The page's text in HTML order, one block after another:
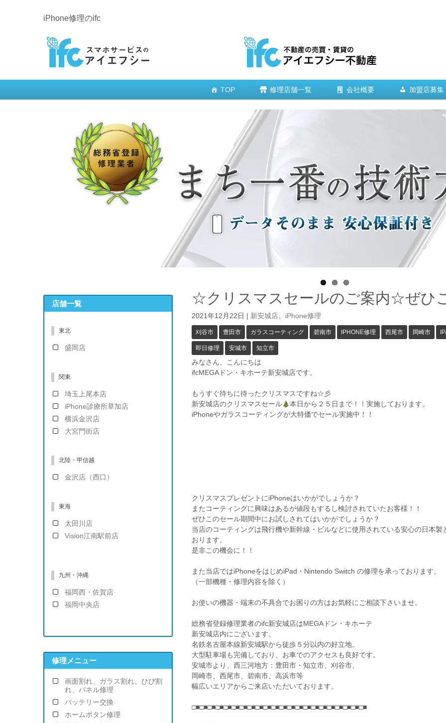
iPhone修理のifc
TOP 修理店舗一覧 会社概要 加盟店募集
☆クリスマスセールのご案内☆ぜひ
2021年12月22日 新安城店、 iPhone修理
刈谷市 豊田市 ガラスコーティング 碧南市 IPHONE修理 西尾市 岡崎市
即日修理 安城市 知立市
みなさん、こんにちは
ifcMEGAドン・キホーテ新安城店です。
もうすぐ待ちに待ったクリスマスですね☆彡
新安城店のクリスマスセール
本日から２５日まで！！実施しております。
iPhoneやガラスコーティングが大特価でセール実施中！！
クリスマスプレゼントにiPhoneはいかがでしょうか？
またコーティングに興味はあるが値段もするし検討されていたお客様！！
ぜひこのセール期間中にお試しされてはいかがでしょうか？
当店のコーティングは飛行機や新幹線・ビルなどに使用されている安心の日本製
おります。
是非この機会に！！
また当店ではiPhoneをはじめiPad・Nintendo Switch の修理を承っております。
（一部機種・修理内容を除く）
お使いの機器・端末の不具合でお困りの方はお気軽にご相談下さいませ。
総務省登録修理業者のifc新安城店はMEGAドン・キホーテ
新安城店内にございます。
名鉄名古屋本線新安城駅から徒歩５分以内の好立地。
大型駐車場も完備しており、お車でのアクセスも良好です。
安城市より、西三河地方：豊田市・知立市、刈谷市、
岡崎市、西尾市、碧南市、高浜市等
幅広いエリアからご来店いただいております。
□■□■□■□■□■□■□■□■□■□■□■□■□■□■□■□■□■□■□■□■□■□■
店舗一覧
東北
盛岡店
関東
埼玉上尾本店
iPhone診療所草加店
横浜金沢店
大宮門街店
北陸・甲信越
金沢店（西口）
東海
太田川店
Vision江南駅前店
九州・沖縄
福岡西・佐賀店
福岡中央店
修理メニュー
画面割れ、ガラス割れ、ひび割
れ、パネル修理
バッテリー交換
ホームボタン修理